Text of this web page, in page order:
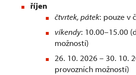
říjen
čtvrtek, pátek: pouze v
víkendy: 10.00–15.00
možností)
26. 10. 2026 – 30. 10.
provozních možností)